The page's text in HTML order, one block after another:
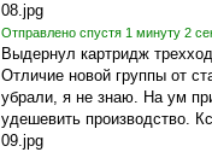
08.jpg
Отправлено спустя 1 минуту 2
Выдернул картридж
Отличие новой группы от
убрали, я не знаю. На ум
удешевить производство.
09.jpg